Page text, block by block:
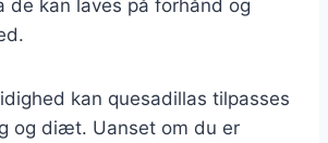
de kan laves på forhånd og
kan quesadillas tilpasses
og diæt. Uanset om du er